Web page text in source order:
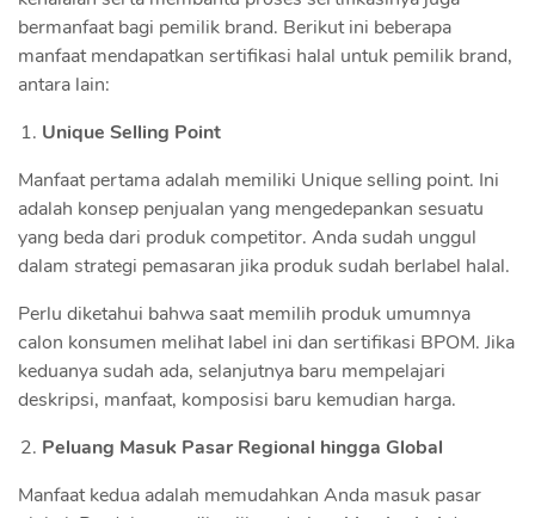
bermanfaat bagi pemilik brand. Berikut ini beberapa
manfaat mendapatkan sertifikasi halal untuk pemilik brand,
antara lain:
Unique Selling Point
Manfaat pertama adalah memiliki Unique selling point. Ini
adalah konsep penjualan yang mengedepankan sesuatu
yang beda dari produk competitor. Anda sudah unggul
dalam strategi pemasaran jika produk sudah berlabel halal.
Perlu diketahui bahwa saat memilih produk umumnya
calon konsumen melihat label ini dan sertifikasi BPOM. Jika
keduanya sudah ada, selanjutnya baru mempelajari
deskripsi, manfaat, komposisi baru kemudian harga.
Peluang Masuk Pasar Regional hingga Global
Manfaat kedua adalah memudahkan Anda masuk pasar